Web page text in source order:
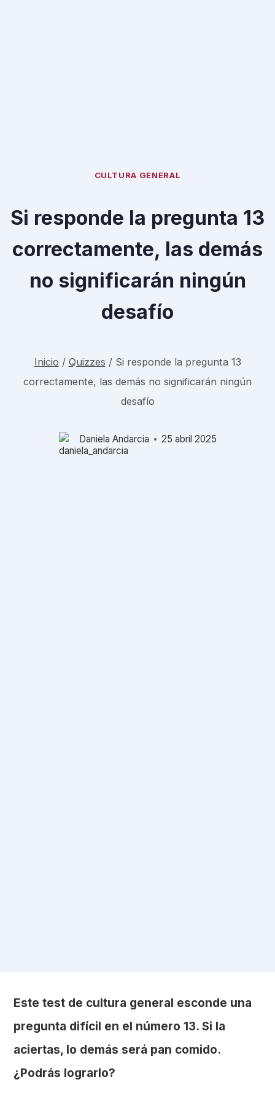
CULTURA GENERAL
Si responde la pregunta 13
correctamente, las demás
no significarán ningún
desafío
Inicio / Quizzes / Si responde la pregunta 13
correctamente, las demás no significarán ningún
desafío
Daniela Andarcia 25 abril 2025
Este test de cultura general esconde una
pregunta difícil en el número 13. Si la
aciertas, lo demás será pan comido.
¿Podrás lograrlo?